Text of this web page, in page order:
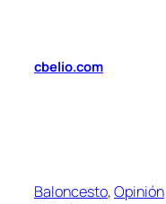
contenido
cbelio.com
Baloncesto, Opinión